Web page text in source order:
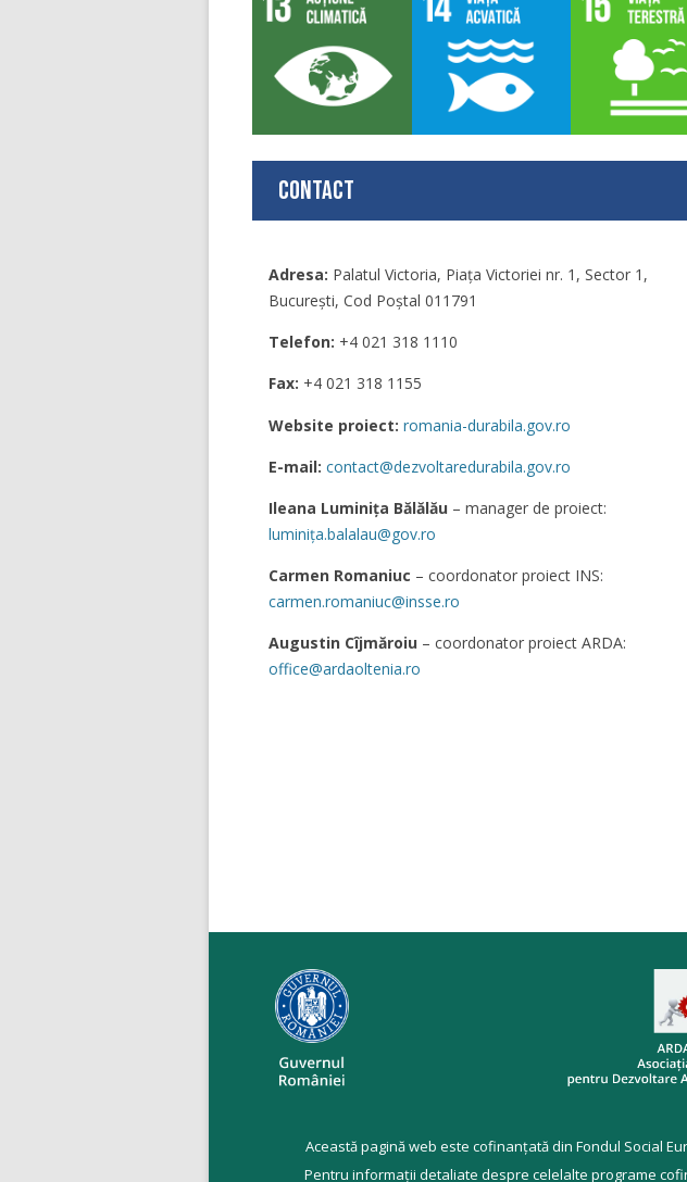
Contact
Adresa: Palatul Victoria, Piaţa Victoriei nr. 1, Sector 1,
București, Cod Poștal 011791
Telefon: +4 021 318 1110
Fax: +4 021 318 1155
Website proiect: romania-durabila.gov.ro
E-mail: contact@dezvoltaredurabila.gov.ro
Ileana Luminița Bălălău – manager de proiect:
luminița.balalau@gov.ro
Carmen Romaniuc – coordonator proiect INS:
carmen.romaniuc@insse.ro
Augustin Cîjmăroiu – coordonator proiect ARDA:
office@ardaoltenia.ro
Această pagină web este cofinanțată din Fondul Social
Pentru informații detaliate despre celelalte programe